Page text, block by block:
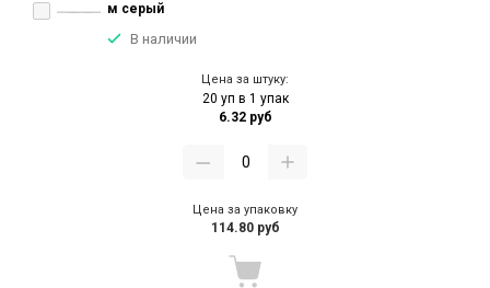
м серый
В наличии
Цена за штуку:
20 уп в 1 упак
6.32 руб
Цена за упаковку
114.80 руб